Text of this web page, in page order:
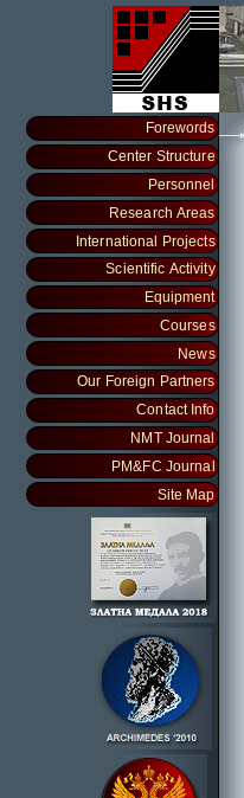
Forewords
Center Structure
Personnel
Research Areas
International Projects
Scientific Activity
Equipment
Courses
News
Our Foreign Partners
Contact Info
NMT Journal
PM&FC Journal
Site Map